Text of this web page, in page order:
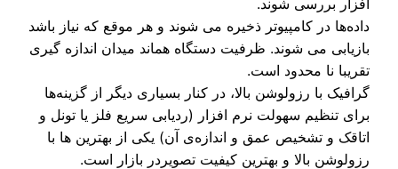
در کامپیوتر ذخیره می شوند و هر موقع که نیاز باشد
می شوند. ظرفیت دستگاه هماند میدان اندازه گیری
نا محدود است.
با رزولوشن بالا، در کنار بسیاری دیگر از گزینه‌ها
تنظیم سهولت نرم افزار (ردیابی سریع فلز یا تونل و
و تشخیص عمق و اندازه‌ی آن) یکی از بهترین ها با
بالا و بهترین کیفیت تصویردر بازار است.